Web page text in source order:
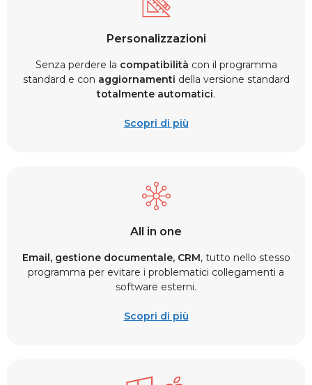
Personalizzazioni
Senza perdere la compatibilità con il programma
standard e con aggiornamenti della versione standard
totalmente automatici.
Scopri di più
All in one
Email, gestione documentale, CRM, tutto nello stesso
programma per evitare i problematici collegamenti a
software esterni.
Scopri di più